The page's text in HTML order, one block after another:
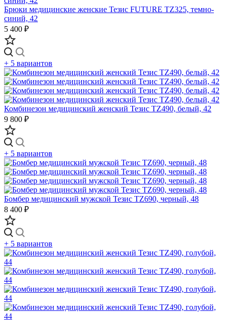
Брюки медицинские женские Тезис FUTURE TZ325, темно-
синий, 42
5 400 ₽
+ 5 вариантов
Комбинезон медицинский женский Тезис TZ490, белый, 42
9 800 ₽
+ 5 вариантов
Бомбер медицинский мужской Тезис TZ690, черный, 48
8 400 ₽
+ 5 вариантов